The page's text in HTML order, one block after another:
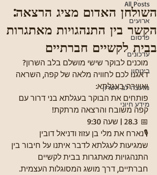
All Posts
ארועים
פרסום
עדכונים
ביטחון
מועצה לב השרון
מידע חיוני
השולחן האדום מציג הרצאה:
הקשר בין התנהגויות מאתגרות
בבית לקשיים חברתיים
מוכנים לבוקר שישי מושלם בלב השרון?
דאגנו לכם לחוויה מלאה של קפה, השראה
ואווירה בעגלתא:
פותחים את הבוקר בעגלתא בני דרור עם
קפה משובח והרצאה מרתקת!
📅 28.3 | שעה 9:30
🎙נארח את מלי בן עזוז ודניאל דובין
שמגיעות לעגלתא לדבר איתנו על חיבור בין
התנהגויות מאתגרות בבית לקשיים
חברתיים, דרך מושג המסוגלות העצמית.